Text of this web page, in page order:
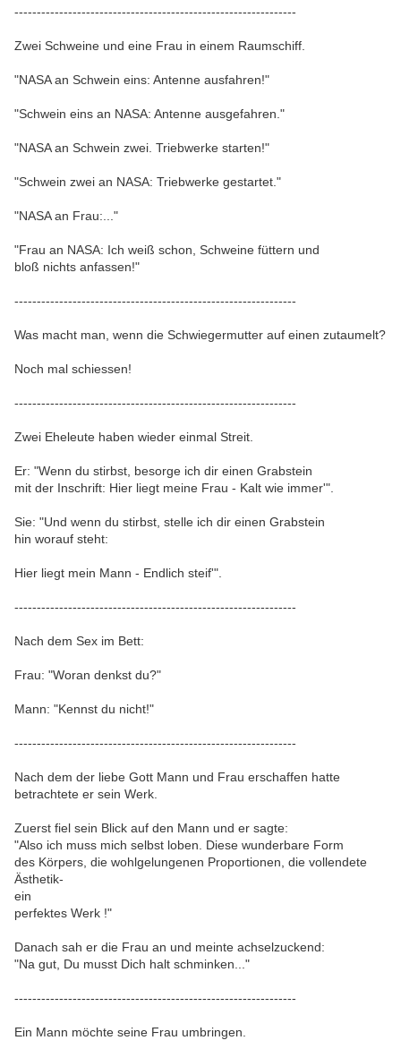
---------------------------------------------------------------
Zwei Schweine und eine Frau in einem Raumschiff.
"NASA an Schwein eins: Antenne ausfahren!"
"Schwein eins an NASA: Antenne ausgefahren."
"NASA an Schwein zwei. Triebwerke starten!"
"Schwein zwei an NASA: Triebwerke gestartet."
"NASA an Frau:..."
"Frau an NASA: Ich weiß schon, Schweine füttern und
bloß nichts anfassen!"
---------------------------------------------------------------
Was macht man, wenn die Schwiegermutter auf einen zutaumelt?
Noch mal schiessen!
---------------------------------------------------------------
Zwei Eheleute haben wieder einmal Streit.
Er: "Wenn du stirbst, besorge ich dir einen Grabstein
mit der Inschrift: Hier liegt meine Frau - Kalt wie immer'".
Sie: "Und wenn du stirbst, stelle ich dir einen Grabstein
hin worauf steht:
Hier liegt mein Mann - Endlich steif'".
---------------------------------------------------------------
Nach dem Sex im Bett:
Frau: "Woran denkst du?"
Mann: "Kennst du nicht!"
---------------------------------------------------------------
Nach dem der liebe Gott Mann und Frau erschaffen hatte
betrachtete er sein Werk.
Zuerst fiel sein Blick auf den Mann und er sagte:
"Also ich muss mich selbst loben. Diese wunderbare Form
des Körpers, die wohlgelungenen Proportionen, die vollendete
Ästhetik-
ein
perfektes Werk !"
Danach sah er die Frau an und meinte achselzuckend:
"Na gut, Du musst Dich halt schminken..."
---------------------------------------------------------------
Ein Mann möchte seine Frau umbringen.